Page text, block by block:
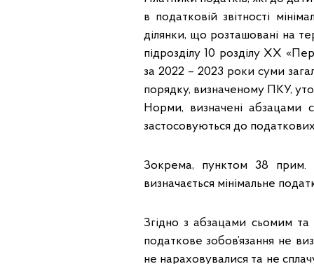
в податковій звітності
ділянки, що розташовані на
підрозділу 10 розділу ХХ
за 2022 – 2023 роки суми
порядку, визначеному ПКУ,
Норми, визначені
застосовуються до
Зокрема, пунктом 38
визначається мінімальне
Згідно з абзацами сьомим
податкове зобов’язання не
не нараховувалися та не